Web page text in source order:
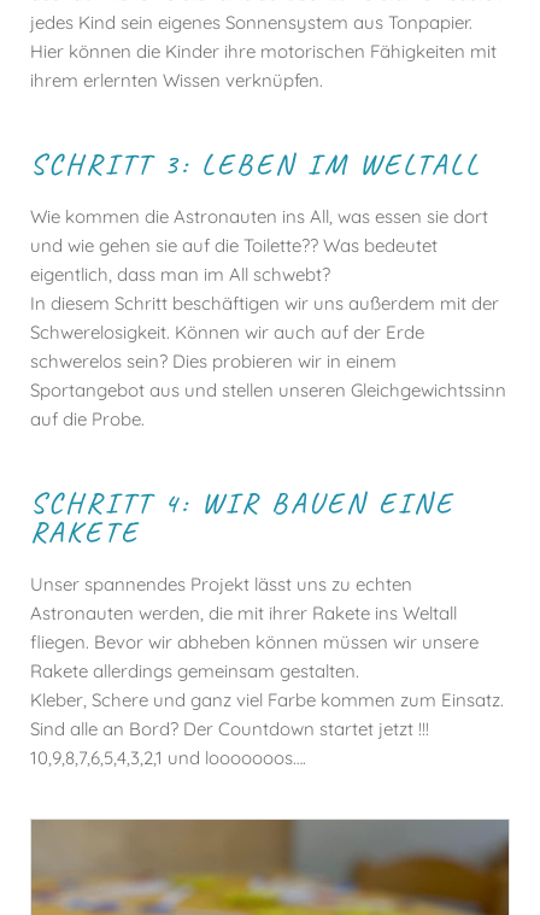
jedes Kind sein eigenes Sonnensystem aus Tonpapier.
Hier können die Kinder ihre motorischen Fähigkeiten mit
ihrem erlernten Wissen verknüpfen.
SCHRITT 3: LEBEN IM WELTALL
Wie kommen die Astronauten ins All, was essen sie dort
und wie gehen sie auf die Toilette?? Was bedeutet
eigentlich, dass man im All schwebt?
In diesem Schritt beschäftigen wir uns außerdem mit der
Schwerelosigkeit. Können wir auch auf der Erde
schwerelos sein? Dies probieren wir in einem
Sportangebot aus und stellen unseren Gleichgewichtssinn
auf die Probe.
SCHRITT 4: WIR BAUEN EINE
RAKETE
Unser spannendes Projekt lässt uns zu echten
Astronauten werden, die mit ihrer Rakete ins Weltall
fliegen. Bevor wir abheben können müssen wir unsere
Rakete allerdings gemeinsam gestalten.
Kleber, Schere und ganz viel Farbe kommen zum Einsatz.
Sind alle an Bord? Der Countdown startet jetzt !!!
10,9,8,7,6,5,4,3,2,1 und looooooos….